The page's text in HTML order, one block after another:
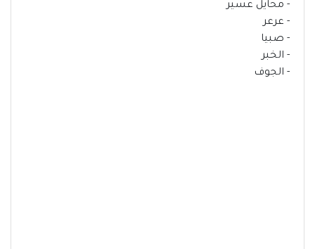
- محايل عسير
- عرعر
- صبيا
- الخبر
- الجوف